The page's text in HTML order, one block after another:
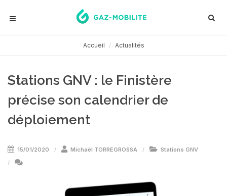
Accueil Actualités
Stations GNV : le Finistère
précise son calendrier de
déploiement
15/01/2020 Michaël TORREGROSSA Stations GNV